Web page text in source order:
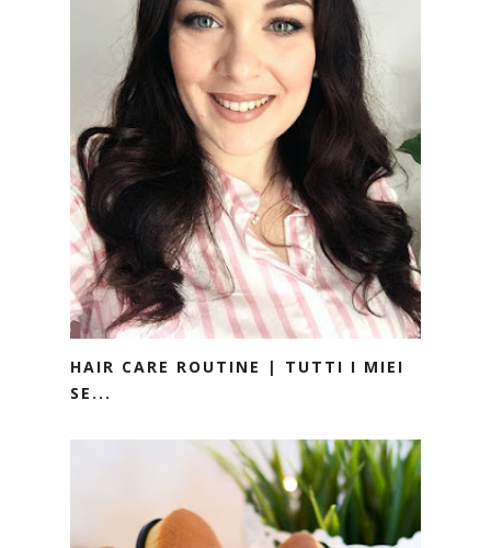
HAIR CARE ROUTINE | TUTTI I MIEI
SE...